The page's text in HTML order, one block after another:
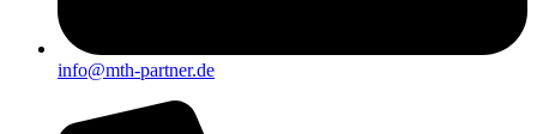
info@mth-partner.de